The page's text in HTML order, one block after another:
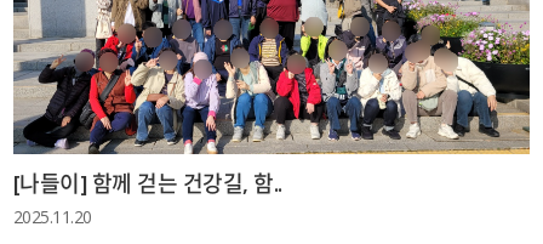
[나들이] 함께 걷는 건강길, 함..
2025.11.20